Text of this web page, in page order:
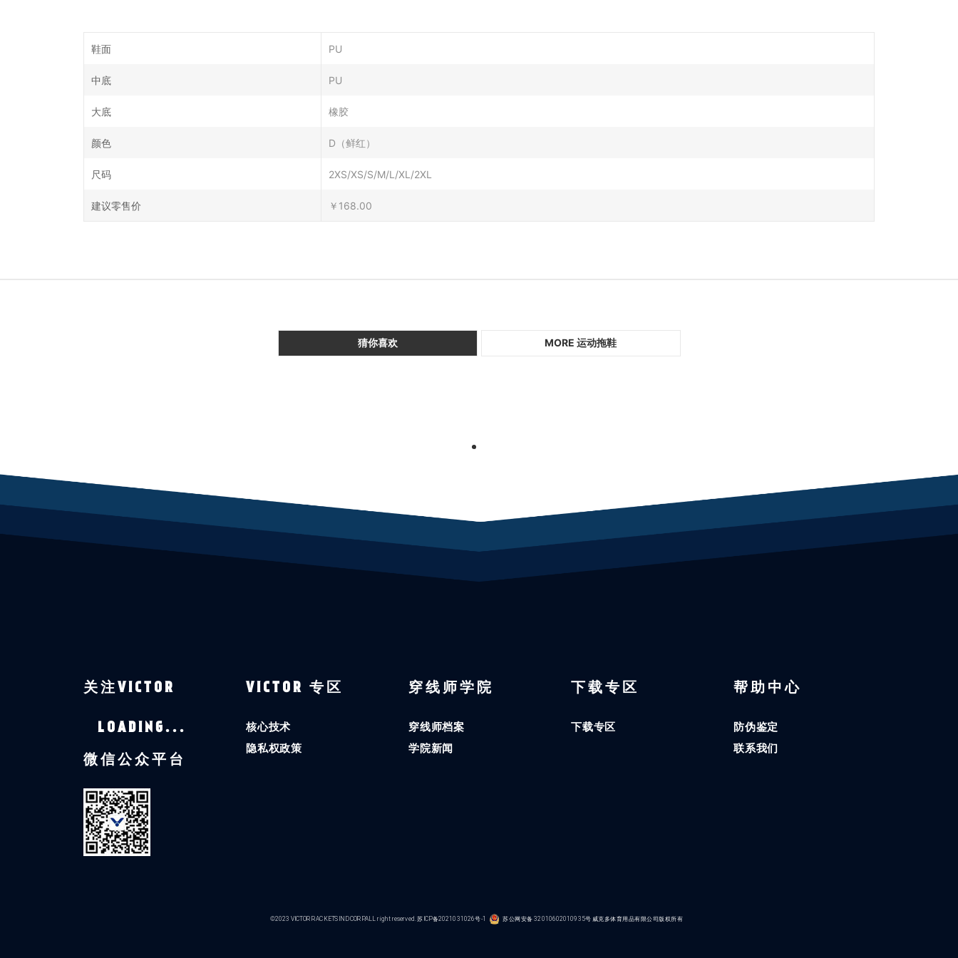
鞋面 PU
中底 PU
大底 橡胶
颜色 D（鲜红）
尺码 2XS/XS/S/M/L/XL/2XL
建议零售价 ￥168.00
猜你喜欢 MORE 运动拖鞋
1
关注VICTOR
LOADING...
微信公众平台
VICTOR 专区
核心技术
隐私权政策
穿线师学院
穿线师档案
学院新闻
下载专区
下载专区
帮助中心
防伪鉴定
联系我们
©2023 VICTOR RACKETS IND CORP.ALL right reserved.苏ICP备2021031026号-1 苏公网安备 32010602010935号 威克多体育用品有限公司版权所有